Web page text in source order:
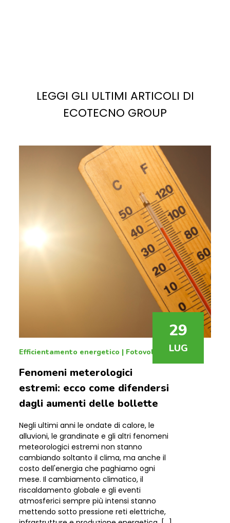
potrebbe facilmente soddisfare, e superare, la
domanda di elettricità attuale e futura.
29
LUG
Fotovoltaico
dagli aumenti delle bollette
Negli ultimi anni le ondate di calore, le
alluvioni, le grandinate e gli altri fenomeni
meteorologici estremi non stanno
cambiando soltanto il clima, ma anche il
costo dell'energia che paghiamo ogni
riscaldamento globale e gli eventi
atmosferici sempre più intensi stanno
mettendo sotto pressione reti elettriche,
infrastrutture e produzione energetica, […]
LEGGI DI PIÙ